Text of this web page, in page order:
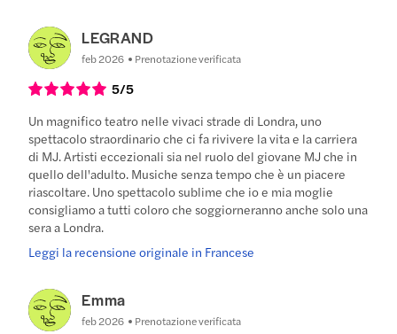
LEGRAND
feb 2026 Prenotazione verificata
5/5
Un magnifico teatro nelle vivaci strade di Londra, uno
spettacolo straordinario che ci fa rivivere la vita e la carriera
di MJ. Artisti eccezionali sia nel ruolo del giovane MJ che in
quello dell'adulto. Musiche senza tempo che è un piacere
riascoltare. Uno spettacolo sublime che io e mia moglie
consigliamo a tutti coloro che soggiorneranno anche solo una
sera a Londra.
Leggi la recensione originale in Francese
Emma
feb 2026 Prenotazione verificata